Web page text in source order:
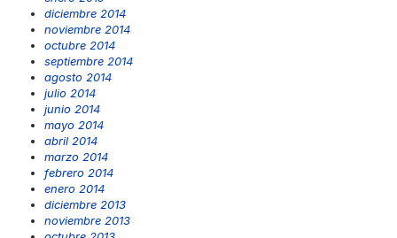
diciembre 2014
noviembre 2014
octubre 2014
septiembre 2014
agosto 2014
julio 2014
junio 2014
mayo 2014
abril 2014
marzo 2014
febrero 2014
enero 2014
diciembre 2013
noviembre 2013